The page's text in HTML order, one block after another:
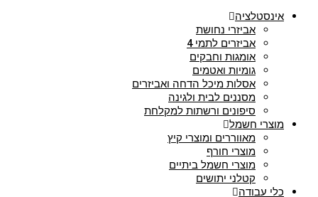
אינסטלציה
אביזרי נחושת
אביזרים לתמי 4
אומגות וחבקים
גומיות ואטמים
אסלות מיכל הדחה ואביזרים
מסננים לבית ולגינה
סיפונים ורשתות למקלחת
מוצרי חשמל
מאווררים ומוצרי קיץ
מוצרי חורף
מוצרי חשמל ביתיים
קטלני יתושים
כלי עבודה